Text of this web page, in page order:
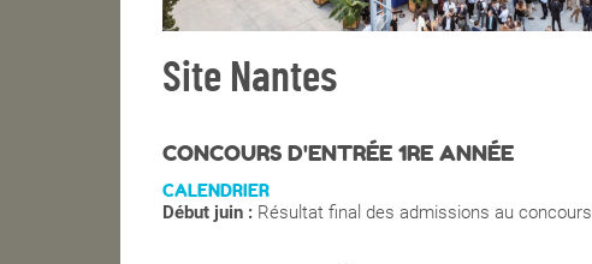
Site Nantes
CONCOURS D'ENTRÉE 1RE ANNÉE
CALENDRIER
Début juin : Résultat final des admissions au concours